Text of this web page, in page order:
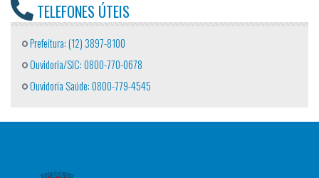
TELEFONES ÚTEIS
Prefeitura: (12) 3897-8100
Ouvidoria/SIC: 0800-770-0678
Ouvidoria Saúde: 0800-779-4545